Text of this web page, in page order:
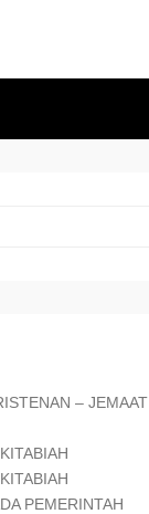
– JEMAAT
PEMERINTAH